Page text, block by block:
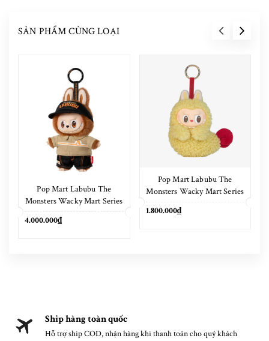
SẢN PHẨM CÙNG LOẠI
Pop Mart Labubu The
Monsters Wacky Mart Series
4.000.000₫
Pop Mart Labubu The
Monsters Wacky Mart Series
1.800.000₫
Ship hàng toàn quốc
Hỗ trợ ship COD, nhận hàng khi thanh toán cho quý khách